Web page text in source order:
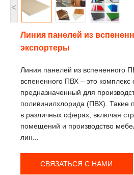
<
Линия панелей из
экспортеры
Линия панелей из вспененного
вспененного ПВХ – это комплекс
предназначенный для
поливинилхлорида (ПВХ). Такие
в различных сферах, включая
помещений и производство
лин...
СВЯЗАТЬСЯ С НАМИ